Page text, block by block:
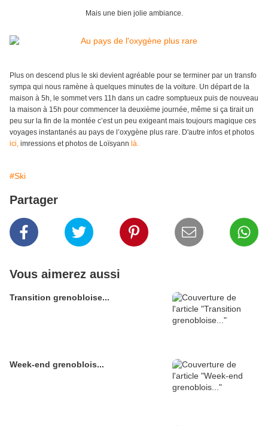
Mais une bien jolie ambiance.
Plus on descend plus le ski devient agréable pour se terminer par un transfo
sympa qui nous ramène à quelques minutes de la voiture. Un départ de la
maison à 5h, le sommet vers 11h dans un cadre somptueux puis de nouveau
la maison à 15h pour commencer la deuxième journée, même si ça tirait un
peu sur la fin de la montée c’est un peu exigeant mais toujours magique ces
voyages instantanés au pays de l’oxygène plus rare. D'autre infos et photos
ici, imressions et photos de Loïsyann là.
#Ski
Partager
Vous aimerez aussi
Transition grenobloise...
Week-end grenoblois...